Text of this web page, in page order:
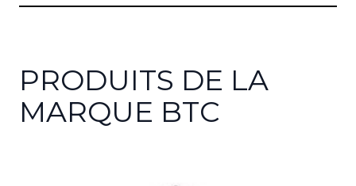
PRODUITS DE LA
MARQUE BTC